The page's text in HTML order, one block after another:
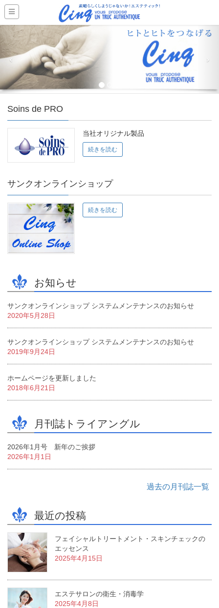
Soins de PRO
当社オリジナル製品
続きを読む
サンクオンラインショップ
続きを読む
お知らせ
サンクオンラインショップ システムメンテナンスのお知らせ
2020年5月28日
サンクオンラインショップ システムメンテナンスのお知らせ
2019年9月24日
ホームページを更新しました
2018年6月21日
月刊誌トライアングル
2026年1月号 新年のご挨拶
2026年1月1日
過去の月刊誌一覧
最近の投稿
フェイシャルトリートメント・スキンチェックの
エッセンス
2025年4月15日
エステサロンの衛生・消毒学
2025年4月8日